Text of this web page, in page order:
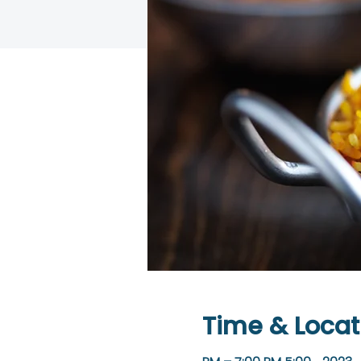
Time &